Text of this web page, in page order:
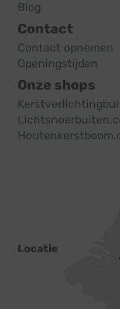
Blog
Contact
Contact opnemen
Openingstijden
Onze shops
Locatie